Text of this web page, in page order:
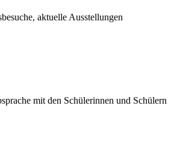
aktuelle Ausstellungen
mit den Schülerinnen und Schülern